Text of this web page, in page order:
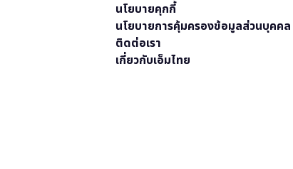
นโยบายคุกกี้
นโยบายการคุ้มครองข้อมูลส่วนบุคคล
ติดต่อเรา
เกี่ยวกับเอ็มไทย